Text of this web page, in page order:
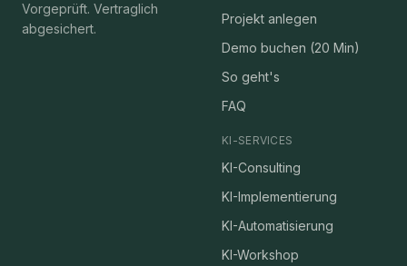
Vorgeprüft. Vertraglich
abgesichert.
Projekt anlegen
Demo buchen (20 Min)
So geht's
FAQ
KI-SERVICES
KI-Consulting
KI-Implementierung
KI-Automatisierung
KI-Workshop